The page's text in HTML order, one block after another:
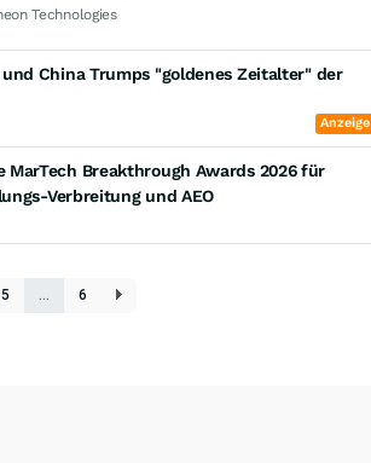
Technologies
China Trumps "goldenes Zeitalter" der
Anzeige
MarTech Breakthrough Awards 2026 für
Verbreitung und AEO
5 … 6